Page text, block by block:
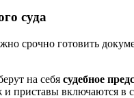
суда
срочно готовить
на себя судебное
приставы включаются в